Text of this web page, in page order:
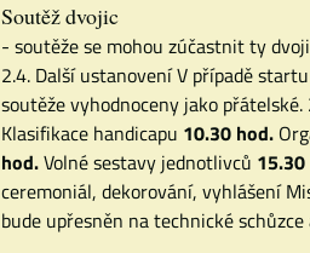
Soutěž dvojic
- soutěže se mohou zúčastnit ty
2.4. Další ustanovení V případě
soutěže vyhodnoceny jako
Klasifikace handicapu 10.30 hod.
hod.Volné sestavy jednotlivců
ceremoniál, dekorování, vyhlášení
bude upřesněn na technické